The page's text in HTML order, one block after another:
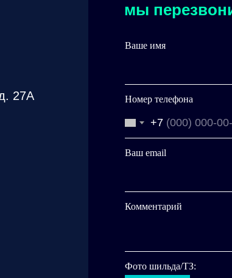
мы
Ваше имя
Номер телефона
+7
Ваш email
Комментарий
Фото шильда/ТЗ:
27А